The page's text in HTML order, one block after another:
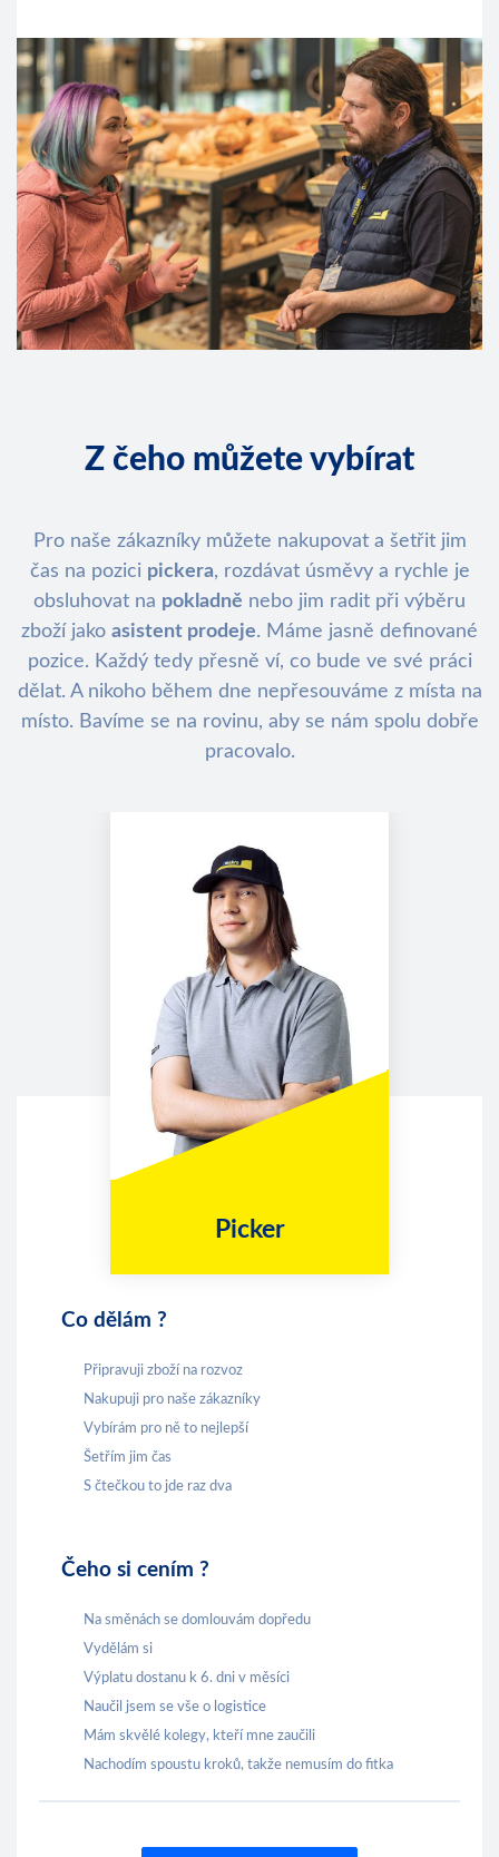
Z čeho můžete vybírat
Pro naše zákazníky můžete nakupovat a šetřit jim
čas na pozici pickera, rozdávat úsměvy a rychle je
obsluhovat na pokladně nebo jim radit při výběru
zboží jako asistent prodeje. Máme jasně definované
pozice. Každý tedy přesně ví, co bude ve své práci
dělat. A nikoho během dne nepřesouváme z místa na
místo. Bavíme se na rovinu, aby se nám spolu dobře
pracovalo.
Picker
Co dělám ?
Připravuji zboží na rozvoz
Nakupuji pro naše zákazníky
Vybírám pro ně to nejlepší
Šetřím jim čas
S čtečkou to jde raz dva
Čeho si cením ?
Na směnách se domlouvám dopředu
Vydělám si
Výplatu dostanu k 6. dni v měsíci
Naučil jsem se vše o logistice
Mám skvělé kolegy, kteří mne zaučili
Nachodím spoustu kroků, takže nemusím do fitka